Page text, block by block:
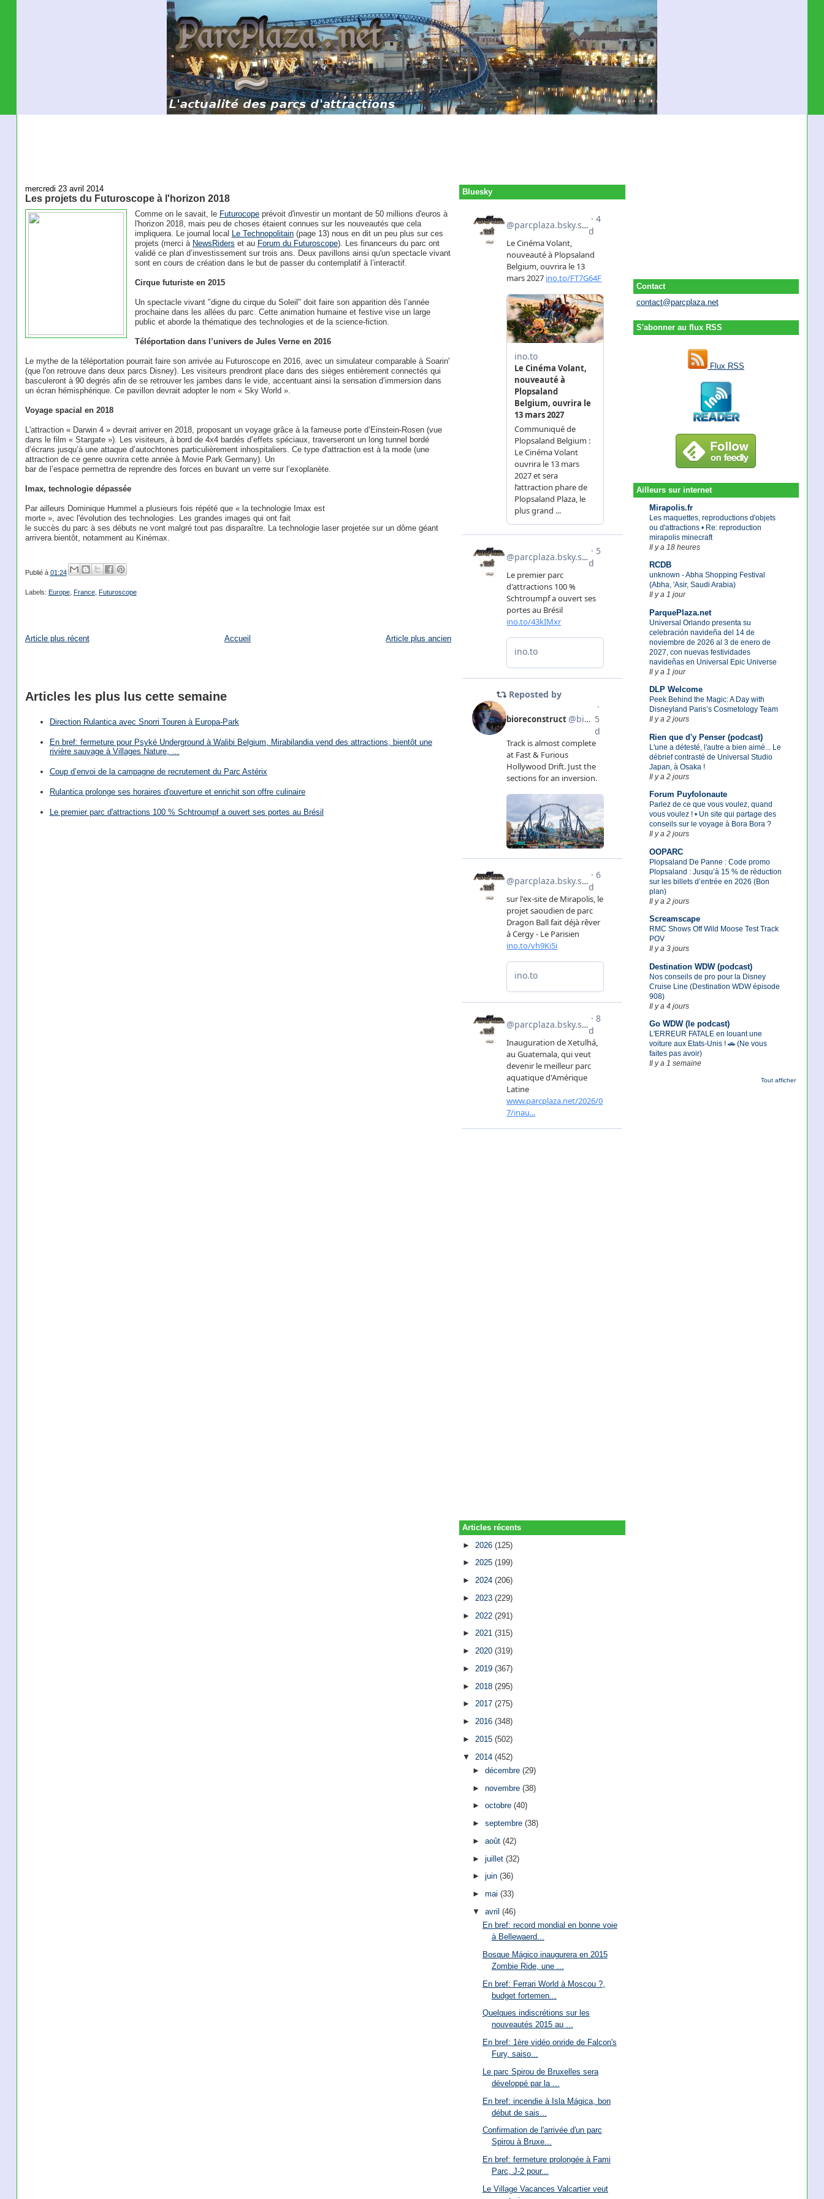
Contact
contact@parcplaza.net
S'abonner au flux RSS
Flux RSS
Ailleurs sur internet
Mirapolis.fr
Les maquettes, reproductions d'objets
ou d'attractions • Re: reproduction
mirapolis minecraft
Il y a 18 heures
RCDB
unknown - Abha Shopping Festival
(Abha, 'Asir, Saudi Arabia)
Il y a 1 jour
ParquePlaza.net
Universal Orlando presenta su
celebración navideña del 14 de
noviembre de 2026 al 3 de enero de
2027, con nuevas festividades
navideñas en Universal Epic Universe
Il y a 1 jour
DLP Welcome
Peek Behind the Magic: A Day with
Disneyland Paris’s Cosmetology Team
Il y a 2 jours
Rien que d'y Penser (podcast)
L'une a détesté, l'autre a bien aimé... Le
débrief contrasté de Universal Studio
Japan, à Osaka !
Il y a 2 jours
Forum Puyfolonaute
Parlez de ce que vous voulez, quand
vous voulez ! • Un site qui partage des
conseils sur le voyage à Bora Bora ?
Il y a 2 jours
OOPARC
Plopsaland De Panne : Code promo
Plopsaland : Jusqu’à 15 % de réduction
sur les billets d’entrée en 2026 (Bon
plan)
Il y a 2 jours
Screamscape
RMC Shows Off Wild Moose Test Track
POV
Il y a 3 jours
Destination WDW (podcast)
Nos conseils de pro pour la Disney
Cruise Line (Destination WDW épisode
908)
Il y a 4 jours
Go WDW (le podcast)
L'ERREUR FATALE en louant une
voiture aux Etats-Unis ! 🚗 (Ne vous
faites pas avoir)
Il y a 1 semaine
Tout afficher
mercredi 23 avril 2014
Les projets du Futuroscope à l'horizon 2018
Comme on le savait, le Futurocopeprévoit d'investir un montant de 50 millions d'euros à
l'horizon 2018, mais peu de choses étaient connues sur les nouveautés que cela
impliquera. Le journal local Le Technopolitain(page 13) nous en dit un peu plus sur ces
projets (merci à NewsRiders et au Forum du Futuroscope). Les financeurs du parc ont
validé ce plan d’investissement sur trois ans. Deux pavillons ainsi qu'un spectacle vivant
sont en cours de création dans le but de passer du contemplatif à l’interactif.
Cirque futuriste en 2015
Un spectacle vivant "digne du cirque du Soleil" doit faire son apparition dès l’année
prochaine dans les allées du parc. Cette animation humaine et festive vise un large
public et aborde la thématique des technologies et de la science-fiction.
Téléportation dans l’univers de Jules Verne en 2016
Le mythe de la téléportation pourrait faire son arrivée au Futuroscope en 2016, avec un simulateur comparable à Soarin'
(que l'on retrouve dans deux parcs Disney). Les visiteurs prendront place dans des sièges entièrement connectés qui
basculeront à 90 degrés afin de se retrouver les jambes dans le vide, accentuant ainsi la sensation d’immersion dans
un écran hémisphérique. Ce pavillon devrait adopter le nom « Sky World ».
Voyage spacial en 2018
L'attraction « Darwin 4 » devrait arriver en 2018, proposant un voyage grâce à la fameuse porte d’Einstein-Rosen (vue
dans le film « Stargate »). Les visiteurs, à bord de 4x4 bardés d’effets spéciaux, traverseront un long tunnel bordé
d’écrans jusqu’à une attaque d’autochtones particulièrement inhospitaliers. Ce type d'attraction est à la mode (une
attraction de ce genre ouvrira cette année à Movie Park Germany). Un
bar de l’espace permettra de reprendre des forces en buvant un verre sur l’exoplanète.
Imax, technologie dépassée
Par ailleurs Dominique Hummel a plusieurs fois répété que « la technologie Imax est
morte », avec l'évolution des technologies. Les grandes images qui ont fait
le succès du parc à ses débuts ne vont malgré tout pas disparaître. La technologie laser projetée sur un dôme géant
arrivera bientôt, notamment au Kinémax.
Publié à 01:24
Labels: Europe, France, Futuroscope
Article plus récent Article plus ancien
Accueil
Articles les plus lus cette semaine
Direction Rulantica avec Snorri Touren à Europa-Park
En bref: fermeture pour Psyké Underground à Walibi Belgium, Mirabilandia vend des attractions, bientôt une
rivière sauvage à Villages Nature, …
Coup d’envoi de la campagne de recrutement du Parc Astérix
Rulantica prolonge ses horaires d'ouverture et enrichit son offre culinaire
Le premier parc d'attractions 100 % Schtroumpf a ouvert ses portes au Brésil
Bluesky
Articles récents
► 2026(125)
►2025(199)
►2024(206)
► 2023(229)
► 2022(291)
►2021(315)
►2020(319)
► 2019(367)
► 2018(295)
►2017(275)
►2016(348)
► 2015(502)
▼ 2014(452)
► décembre (29)
► novembre (38)
► octobre (40)
► septembre (38)
► août (42)
► juillet (32)
► juin (36)
► mai (33)
▼ avril (46)
En bref: record mondial en bonne voie
à Bellewaerd...
Bosque Mágico inaugurera en 2015
Zombie Ride, une ...
En bref: Ferrari World à Moscou ?,
budget fortemen...
Quelques indiscrétions sur les
nouveautés 2015 au ...
En bref: 1ère vidéo onride de Falcon's
Fury, saiso...
Le parc Spirou de Bruxelles sera
développé par la ...
En bref: incendie à Isla Mágica, bon
début de sais...
Confirmation de l'arrivée d'un parc
Spirou à Bruxe...
En bref: fermeture prolongée à Fami
Parc, J-2 pour...
Le Village Vacances Valcartier veut